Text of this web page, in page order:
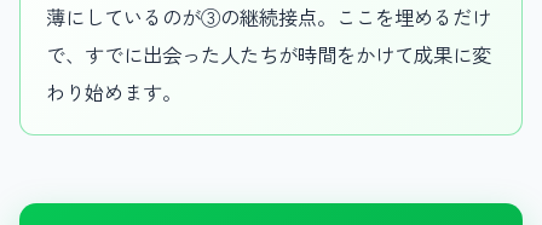
薄にしているのが③の継続接点。ここを埋めるだけ
で、すでに出会った人たちが時間をかけて成果に変
わり始めます。